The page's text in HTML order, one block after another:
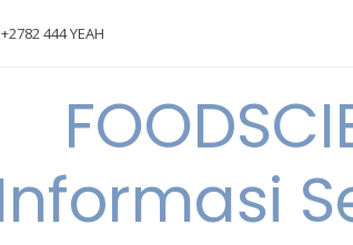
444 YEAH